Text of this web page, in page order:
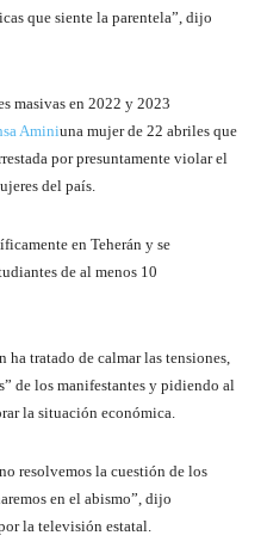
que siente la parentela”, dijo
masivas en 2022 y 2023
Aminiuna mujer de 22 abriles que
por presuntamente violar el
del país.
en Teherán y se
de al menos 10
tratado de calmar las tensiones,
de los manifestantes y pidiendo al
la situación económica.
resolvemos la cuestión de los
en el abismo”, dijo
la televisión estatal.